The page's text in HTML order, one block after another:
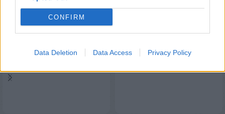
CONFIRM
Data Deletion Data Access Privacy Policy